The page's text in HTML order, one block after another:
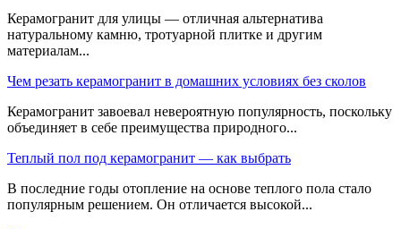
Керамогранит для улицы — отличная альтернатива
натуральному камню, тротуарной плитке и другим
материалам...
Чем резать керамогранит в домашних условиях без сколов
Керамогранит завоевал невероятную популярность, поскольку
объединяет в себе преимущества природного...
Теплый пол под керамогранит — как выбрать
В последние годы отопление на основе теплого пола стало
популярным решением. Он отличается высокой...